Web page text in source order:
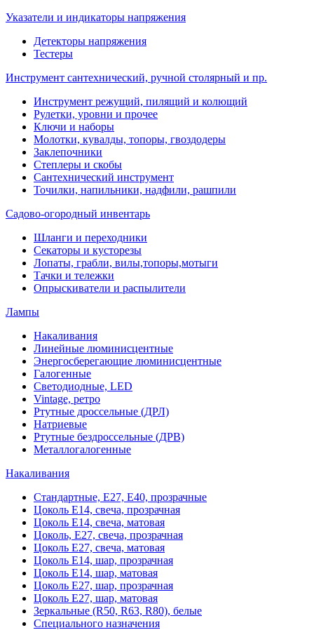
Указатели и индикаторы напряжения
Детекторы напряжения
Тестеры
Инструмент сантехнический, ручной столярный и пр.
Инструмент режущий, пилящий и колющий
Рулетки, уровни и прочее
Ключи и наборы
Молотки, кувалды, топоры, гвоздодеры
Заклепочники
Степлеры и скобы
Сантехнический инструмент
Точилки, напильники, надфили, рашпили
Садово-огородный инвентарь
Шланги и переходники
Секаторы и кусторезы
Лопаты, грабли, вилы,топоры,мотыги
Тачки и тележки
Опрыскиватели и распылители
Лампы
Накаливания
Линейные люминисцентные
Энергосберегающие люминисцентные
Галогенные
Светодиодные, LED
Vintage, ретро
Ртутные дроссельные (ДРЛ)
Натриевые
Ртутные бездроссельные (ДРВ)
Металлогалогенные
Накаливания
Стандартные, Е27, Е40, прозрачные
Цоколь Е14, свеча, прозрачная
Цоколь Е14, свеча, матовая
Цоколь, Е27, свеча, прозрачная
Цоколь Е27, свеча, матовая
Цоколь Е14, шар, прозрачная
Цоколь Е14, шар, матовая
Цоколь Е27, шар, прозрачная
Цоколь Е27, шар, матовая
Зеркальные (R50, R63, R80), белые
Специального назначения